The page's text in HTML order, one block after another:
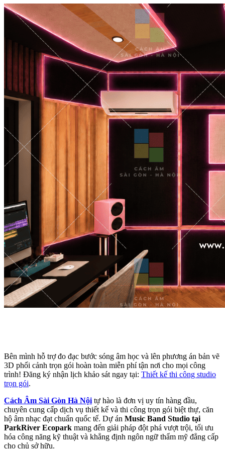
Bên mình hỗ trợ đo đạc bước sóng âm học và lên phương án bản vẽ
3D phối cảnh trọn gói hoàn toàn miễn phí tận nơi cho mọi công
trình! Đăng ký nhận lịch khảo sát ngay tại: Thiết kế thi công studio
trọn gói.
Cách Âm Sài Gòn Hà Nội tự hào là đơn vị uy tín hàng đầu,
chuyên cung cấp dịch vụ thiết kế và thi công trọn gói biệt thự, căn
hộ âm nhạc đạt chuẩn quốc tế. Dự án Music Band Studio tại
ParkRiver Ecopark mang đến giải pháp đột phá vượt trội, tối ưu
hóa công năng kỹ thuật và khẳng định ngôn ngữ thẩm mỹ đẳng cấp
cho chủ sở hữu.